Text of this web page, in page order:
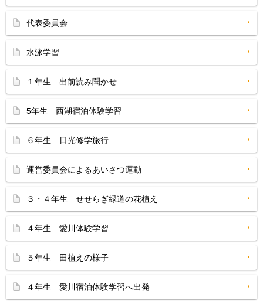
代表委員会
水泳学習
１年生 出前読み聞かせ
5年生 西湖宿泊体験学習
６年生 日光修学旅行
運営委員会によるあいさつ運動
３・４年生 せせらぎ緑道の花植え
４年生 愛川体験学習
５年生 田植えの様子
４年生 愛川宿泊体験学習へ出発